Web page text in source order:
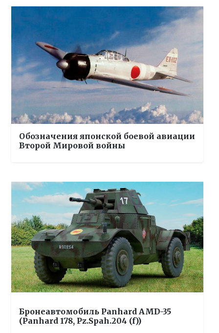
Обозначения японской боевой авиации
Второй Мировой войны
Бронеавтомобиль Panhard AMD-35
(Panhard 178, Pz.Spah.204 (f))